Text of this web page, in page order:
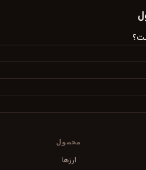
محصول
ارزها